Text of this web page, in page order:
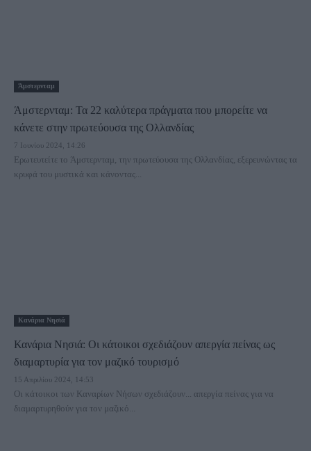
Άμστερνταμ
Άμστερνταμ: Τα 22 καλύτερα πράγματα που μπορείτε να
κάνετε στην πρωτεύουσα της Ολλανδίας
7 Ιουνίου 2024, 14:26
Ερωτευτείτε το Άμστερνταμ, την πρωτεύουσα της Ολλανδίας, εξερευνώντας τα
κρυφά του μυστικά και κάνοντας...
Κανάρια Νησιά
Κανάρια Νησιά: Οι κάτοικοι σχεδιάζουν απεργία πείνας ως
διαμαρτυρία για τον μαζικό τουρισμό
15 Απριλίου 2024, 14:53
Οι κάτοικοι των Καναρίων Νήσων σχεδιάζουν... απεργία πείνας για να
διαμαρτυρηθούν για τον μαζικό...